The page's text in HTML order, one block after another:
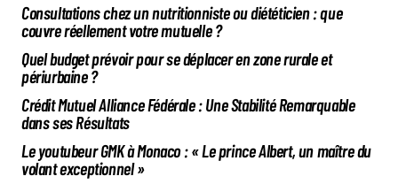
Consultations chez un nutritionniste ou diététicien : que
couvre réellement votre mutuelle ?
Quel budget prévoir pour se déplacer en zone rurale et
périurbaine ?
Crédit Mutuel Alliance Fédérale : Une Stabilité Remarquable
dans ses Résultats
Le youtubeur GMK à Monaco : « Le prince Albert, un maître du
volant exceptionnel »